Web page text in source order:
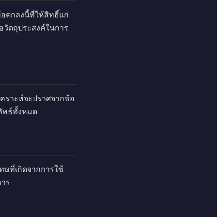
ตกลงนี้ที่ให้สิทธิ์แก่
ตถุประสงค์ในการ
ราะห์จะปราศจากข้อ
พธ์ทั้งหมด
ษที่เกิดจากการใช้
ร